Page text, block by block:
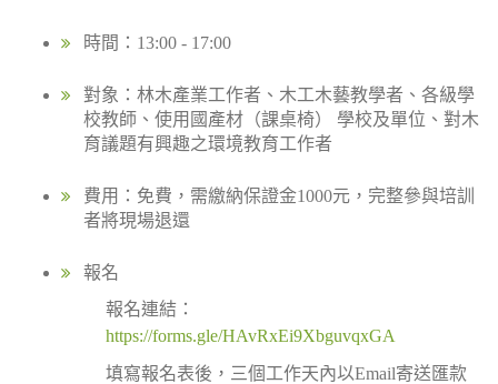
時間：13:00 - 17:00
對象：林木產業工作者、木工木藝教學者、各級學
校教師、使用國產材（課桌椅） 學校及單位、對木
育議題有興趣之環境教育工作者
費用：免費，需繳納保證金1000元，完整參與培訓
者將現場退還
報名
報名連結：
https://forms.gle/HAvRxEi9XbguvqxGA
填寫報名表後，三個工作天內以Email寄送匯款